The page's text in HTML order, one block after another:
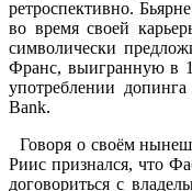
ретроспективно.
во время своей
символически
Франс, выигранную в
употреблении
Bank.
Говоря о своём
Риис признался, что
договориться с